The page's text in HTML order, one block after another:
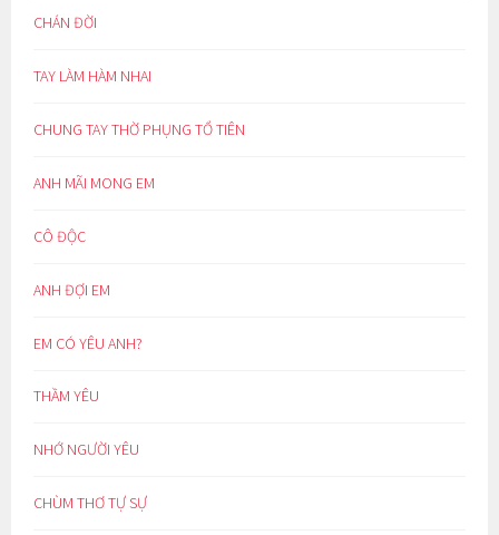
CHÁN ĐỜI
TAY LÀM HÀM NHAI
CHUNG TAY THỜ PHỤNG TỔ TIÊN
ANH MÃI MONG EM
CÔ ĐỘC
ANH ĐỢI EM
EM CÓ YÊU ANH?
THẦM YÊU
NHỚ NGƯỜI YÊU
CHÙM THƠ TỰ SỰ